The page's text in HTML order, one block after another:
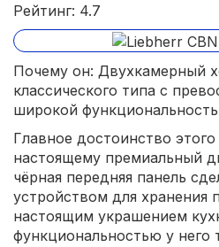
Рейтинг: 4.7
Почему он: Двухкамерный
классического типа с
широкой
Главное достоинство
настоящему премиальный
чёрная передняя панель
устройством для хранения
настоящим украшением
функциональностью у него